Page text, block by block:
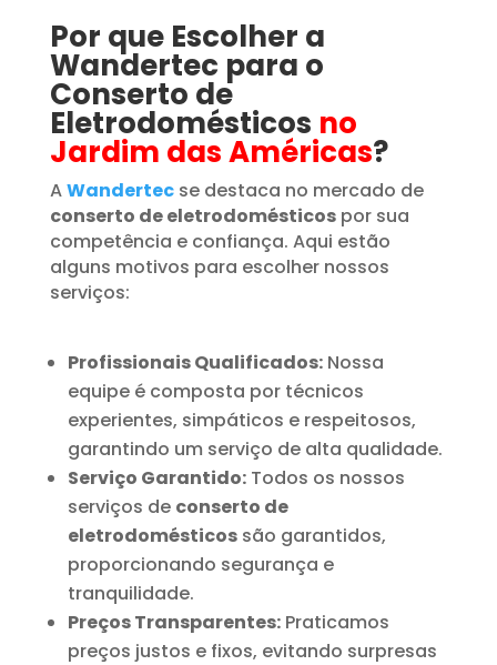
Por que Escolher a
Wandertec para o
Conserto de
Eletrodomésticos no
Jardim das Américas?
AWandertecse destaca no mercado de
conserto de eletrodomésticospor sua
competência e confiança. Aqui estão
alguns motivos para escolher nossos
serviços:
Profissionais Qualificados:Nossa
equipe é composta por técnicos
experientes, simpáticos e respeitosos,
garantindo um serviço de alta qualidade.
Serviço Garantido:Todos os nossos
serviços de conserto de
eletrodomésticossão garantidos,
proporcionando segurança e
tranquilidade.
Preços Transparentes:Praticamos
preços justos e fixos, evitando surpresas